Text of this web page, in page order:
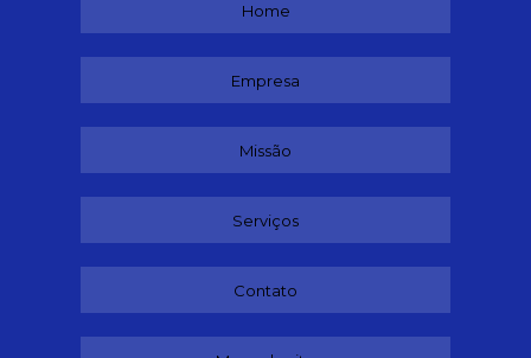
Home
Empresa
Missão
Serviços
Contato